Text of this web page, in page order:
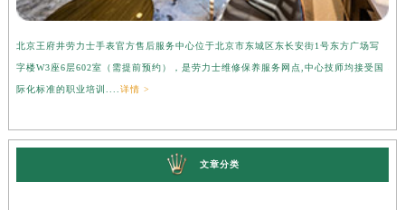
北京王府井劳力士手表官方售后服务中心位于北京市东城区东长安街1号东方广场写
字楼W3座6层602室（需提前预约），是劳力士维修保养服务网点,中心技师均接受国
际化标准的职业培训.... 详情 >
文章分类